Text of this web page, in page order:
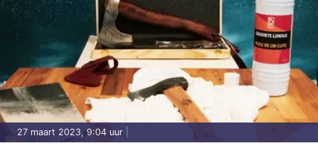
27 maart 2023, 9:04 uur